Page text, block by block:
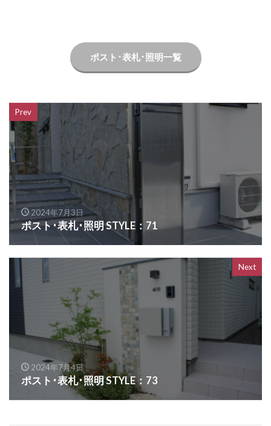
ポスト･表札･照明一覧
Prev
2024年7月3日
ポスト･表札･照明 STYLE：71
Next
2024年7月4日
ポスト･表札･照明 STYLE：73
LIXIL ワイドシャッターS
LIXIL 切文字サイン
LIXIL 横型ポストP-1型
LIXIL 樹ら楽ステージ
LIXIL 美彩 マリンライト
LIXIL 表札灯
LIXIL 門柱灯
LIXIL 開き門扉AB
OnlyOne アートモザイクスクエア
OnlyOne ヴァリオネオ
OnlyOne ヴェリータヌーボS
OnlyOne ウォールマウントライト
OnlyOne エッジネームプレート
OnlyOne カーストップバー
OnlyOne クーリエ
OnlyOne シャーポ
OnlyOne ショーケース エントランスユニット
OnlyOne ショーケース専用ボーノ
OnlyOne シンプルフレーム フロントネームプレート
OnlyOne シンライト
OnlyOne スマートポール セレクト
OnlyOne セレーノ
OnlyOne ティンバー
OnlyOne テンピオ
OnlyOne ナミプラス アール